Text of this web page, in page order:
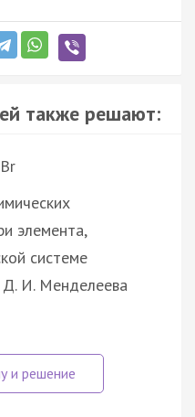
также решают:
элемента,
системе
Д. И. Менделеева